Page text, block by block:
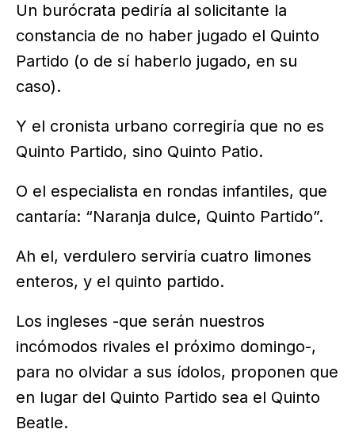
Un burócrata pediría al solicitante la
constancia de no haber jugado el Quinto
Partido (o de sí haberlo jugado, en su
caso).
Y el cronista urbano corregiría que no es
Quinto Partido, sino Quinto Patio.
O el especialista en rondas infantiles, que
cantaría: “Naranja dulce, Quinto Partido”.
Ah el, verdulero serviría cuatro limones
enteros, y el quinto partido.
Los ingleses -que serán nuestros
incómodos rivales el próximo domingo-,
para no olvidar a sus ídolos, proponen que
en lugar del Quinto Partido sea el Quinto
Beatle.